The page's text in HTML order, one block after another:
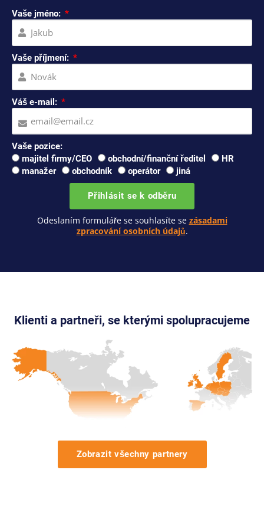
Vaše jméno:
Vaše příjmení:
Váš e-mail:
Vaše pozice:
majitel firmy/CEO
obchodní/finanční ředitel
HR
manažer
obchodník operátor jiná
Přihlásit se k odběru
Odeslaním formuláře se souhlasíte se zásadami
zpracování osobních údajů.
Klienti a partneři, se kterými spolupracujeme
Zobrazit všechny partnery